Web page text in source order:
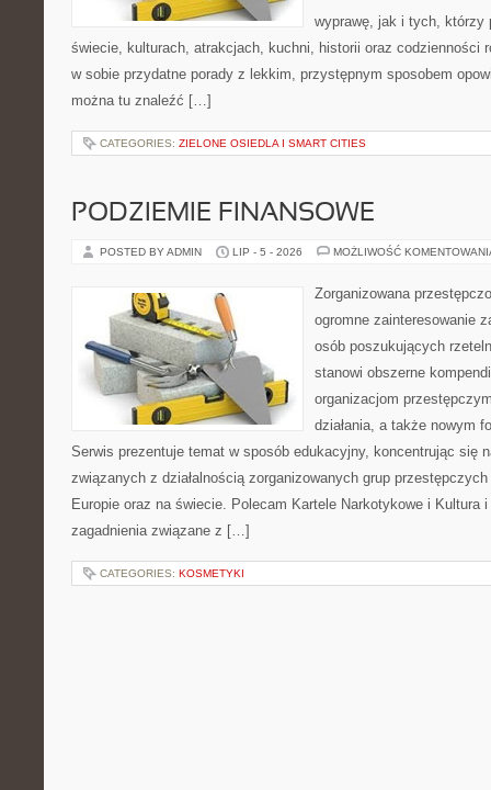
wyprawę, jak i tych, którzy
świecie, kulturach, atrakcjach, kuchni, historii oraz codzienności
w sobie przydatne porady z lekkim, przystępnym sposobem
można tu znaleźć […]
CATEGORIES: ZIELONE OSIEDLA I SMART CITIES
PODZIEMIE FINANSOWE
POSTED BY ADMIN LIP - 5 - 2026 MOŻLIWOŚĆ
Zorganizowana
ogromne zainteresowanie
osób poszukujących
stanowi obszerne
organizacjom
działania, a także nowym
Serwis prezentuje temat w sposób edukacyjny, koncentrując się
związanych z działalnością zorganizowanych grup
Europie oraz na świecie. Polecam Kartele Narkotykowe i Kultura
zagadnienia związane z […]
CATEGORIES: KOSMETYKI